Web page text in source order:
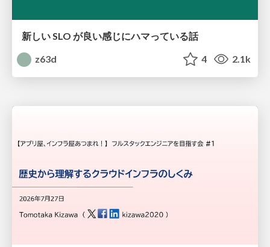
新しい SLO が良い感じにハマっている話
z63d
4 2.1k